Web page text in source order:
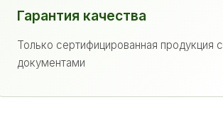
Гарантия качества
Только сертифицированная продукция с
документами